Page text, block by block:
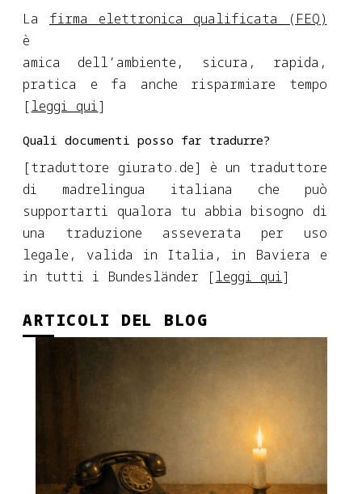
La firma elettronica qualificata (FEQ)
è
amica dell’ambiente, sicura, rapida,
pratica e fa anche risparmiare tempo
[leggi qui]
Quali documenti posso far tradurre?
[traduttore giurato.de] è un traduttore
di madrelingua italiana che può
supportarti qualora tu abbia bisogno di
una traduzione asseverata per uso
legale, valida in Italia, in Baviera e
in tutti i Bundesländer [leggi qui]
ARTICOLI DEL BLOG